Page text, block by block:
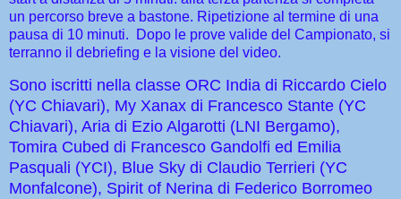
un percorso breve a bastone. Ripetizione al termine di una
pausa di 10 minuti. Dopo le prove valide del Campionato, si
terranno il debriefing e la visione del video.
Sono iscritti nella classe ORC India di Riccardo Cielo
(YC Chiavari), My Xanax di Francesco Stante (YC
Chiavari), Aria di Ezio Algarotti (LNI Bergamo),
Tomira Cubed di Francesco Gandolfi ed Emilia
Pasquali (YCI), Blue Sky di Claudio Terrieri (YC
Monfalcone), Spirit of Nerina di Federico Borromeo